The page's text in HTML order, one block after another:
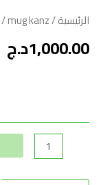
الرئيسية/
/ mug kanz
1,000.00د.ج